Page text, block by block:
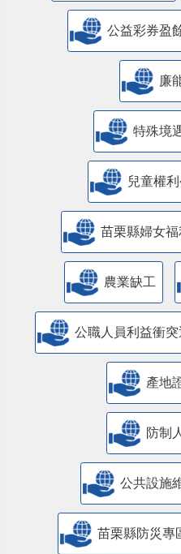
公益彩券盈
廉
特殊境
兒童權
苗栗縣婦女
農業缺工
公職人員利益衝
產地
防制
公共設施
苗栗縣防災專